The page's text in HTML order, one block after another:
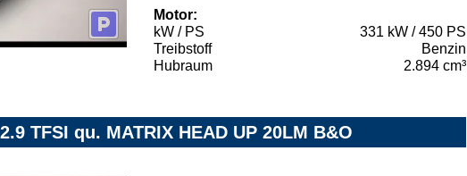
Motor:
kW / PS
331 kW / 450 PS
Treibstoff
Benzin
Hubraum
2.894 cm³
TFSI qu. MATRIX HEAD UP 20LM B&O